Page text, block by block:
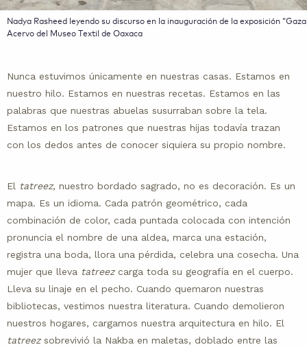
Nadya Rasheed leyendo su discurso en la inauguración de la exposición
Acervo del Museo Textil de Oaxaca
Nunca estuvimos únicamente en nuestras casas. Estamos en
nuestro hilo. Estamos en nuestras recetas. Estamos en las
palabras que nuestras abuelas susurraban sobre la tela.
Estamos en los patrones que nuestras hijas todavía trazan
con los dedos antes de conocer siquiera su propio nombre.
El tatreez, nuestro bordado sagrado, no es decoración. Es un
mapa. Es un idioma. Cada patrón geométrico, cada
combinación de color, cada puntada colocada con intención
pronuncia el nombre de una aldea, marca una estación,
registra una boda, llora una pérdida, celebra una cosecha. Una
mujer que lleva tatreezcarga toda su geografía en el cuerpo.
Lleva su linaje en el pecho. Cuando quemaron nuestras
bibliotecas, vestimos nuestra literatura. Cuando demolieron
nuestros hogares, cargamos nuestra arquitectura en hilo. El
tatreezsobrevivió la Nakba en maletas, doblado entre las